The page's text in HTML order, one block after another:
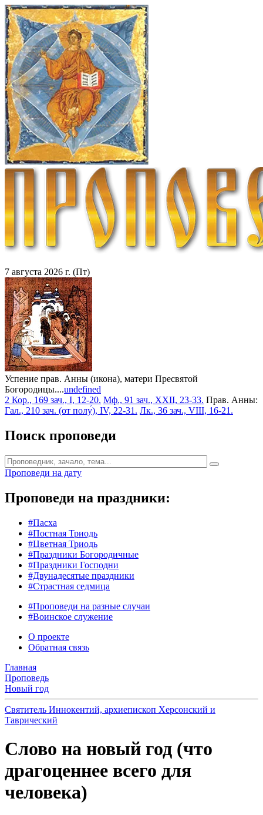
7 августа 2026 г. (Пт)
Успение прав. Анны (икона), матери Пресвятой
Богородицы....undefined
2 Кор., 169 зач., I, 12-20. Мф., 91 зач., XXII, 23-33. Прав. Анны:
Гал., 210 зач. (от полу́), IV, 22-31. Лк., 36 зач., VIII, 16-21.
Поиск проповеди
Проповеди на дату
Проповеди на праздники:
#Пасха
#Постная Триодь
#Цветная Триодь
#Праздники Богородичные
#Праздники Господни
#Двунадесятые праздники
#Страстная седмица
#Проповеди на разные случаи
#Воинское служение
О проекте
Обратная связь
Главная
Проповедь
Новый год
Святитель Иннокентий, архиепископ Херсонский и
Таврический
Слово на новый год (что
драгоценнее всего для
человека)